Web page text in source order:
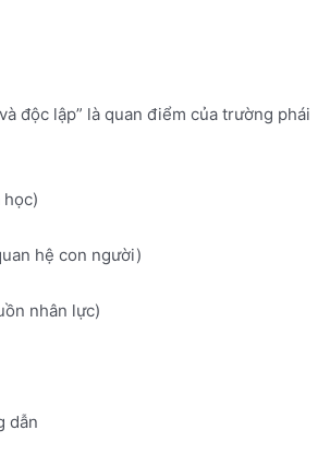
độc lập” là quan điểm của trường phái
hệ con người)
nhân lực)
dẫn